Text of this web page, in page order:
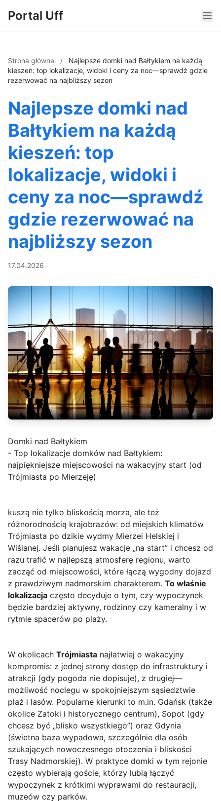
Portal Uff
Strona główna /
Najlepsze domki nad Bałtykiem na każdą
kieszeń: top lokalizacje, widoki i ceny za noc—sprawdź gdzie
rezerwować na najbliższy sezon
Najlepsze domki nad
Bałtykiem na każdą
kieszeń: top
lokalizacje, widoki i
ceny za noc—sprawdź
gdzie rezerwować na
najbliższy sezon
17.04.2026
Domki nad Bałtykiem
- Top lokalizacje domków nad Bałtykiem:
najpiękniejsze miejscowości na wakacyjny start (od
Trójmiasta po Mierzeję)
kuszą nie tylko bliskością morza, ale też
różnorodnością krajobrazów: od miejskich klimatów
Trójmiasta po dzikie wydmy Mierzei Helskiej i
Wiślanej. Jeśli planujesz wakacje „na start” i chcesz od
razu trafić w najlepszą atmosferę regionu, warto
zacząć od miejscowości, które łączą wygodny dojazd
z prawdziwym nadmorskim charakterem. To właśnie
lokalizacja często decyduje o tym, czy wypoczynek
będzie bardziej aktywny, rodzinny czy kameralny i w
rytmie spacerów po plaży.
W okolicach Trójmiasta najłatwiej o wakacyjny
kompromis: z jednej strony dostęp do infrastruktury i
atrakcji (gdy pogoda nie dopisuje), z drugiej—
możliwość noclegu w spokojniejszym sąsiedztwie
plaż i lasów. Popularne kierunki to m.in. Gdańsk (także
okolice Zatoki i historycznego centrum), Sopot (gdy
chcesz być „blisko wszystkiego”) oraz Gdynia
(świetna baza wypadowa, szczególnie dla osób
szukających nowoczesnego otoczenia i bliskości
Trasy Nadmorskiej). W praktyce domki w tym rejonie
często wybierają goście, którzy lubią łączyć
wypoczynek z krótkimi wyprawami do restauracji,
muzeów czy parków.